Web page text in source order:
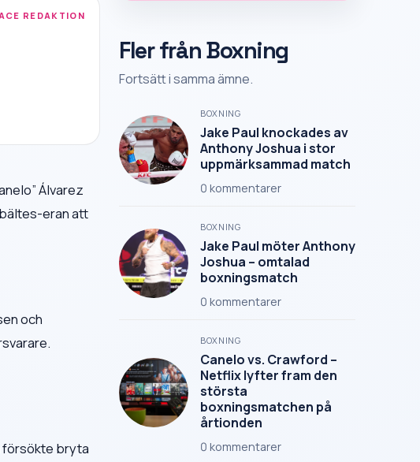
REDAKTION
Álvarez
eran att
och
försökte bryta
Fler från Boxning
Fortsätt i samma ämne.
BOXNING
Jake Paul knockades av
Anthony Joshua i stor
uppmärksammad match
0 kommentarer
BOXNING
Jake Paul möter Anthony
Joshua – omtalad
boxningsmatch
0 kommentarer
BOXNING
Canelo vs. Crawford –
Netflix lyfter fram den
största
boxningsmatchen på
årtionden
0 kommentarer